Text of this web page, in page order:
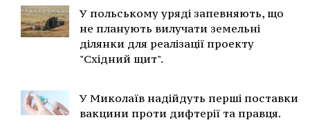
У польському уряді запевняють, що
не планують вилучати земельні
ділянки для реалізації проекту
"Східний щит".
У Миколаїв надійдуть перші поставки
вакцини проти дифтерії та правця.